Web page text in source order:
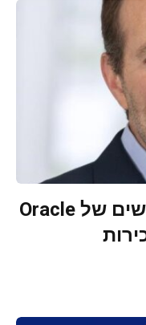
אורקל משיקה כלים חדשים של Oracle